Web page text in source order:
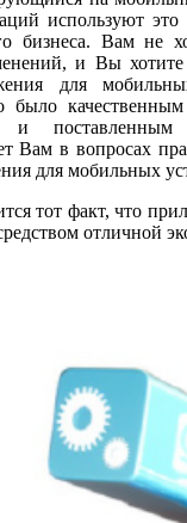
используют
бизнеса. Вам не
и Вы
для
было качественным
поставленным
Вам в вопросах
для мобильных
тот факт, что
отличной